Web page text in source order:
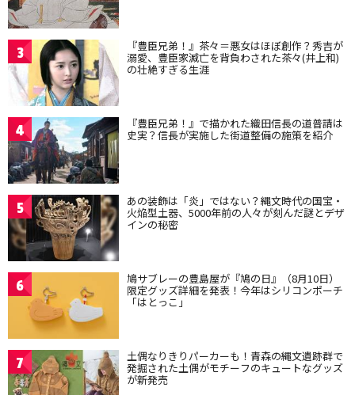
3 『豊臣兄弟！』茶々＝悪女はほぼ創作？秀吉が
溺愛、豊臣家滅亡を背負わされた茶々(井上和)
の壮絶すぎる生涯
4 『豊臣兄弟！』で描かれた織田信長の道普請は
史実？信長が実施した街道整備の施策を紹介
5 あの装飾は「炎」ではない？縄文時代の国宝・
火焔型土器、5000年前の人々が刻んだ謎とデザ
インの秘密
6 鳩サブレーの豊島屋が『鳩の日』（8月10日）
限定グッズ詳細を発表！今年はシリコンポーチ
「はとっこ」
7 土偶なりきりパーカーも！青森の縄文遺跡群で
発掘された土偶がモチーフのキュートなグッズ
が新発売